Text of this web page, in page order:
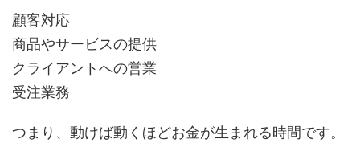
顧客対応
商品やサービスの提供
クライアントへの営業
受注業務
つまり、動けば動くほどお金が生まれる時間です。